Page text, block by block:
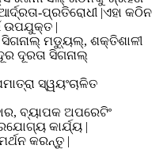
ପ୍ରତିରୋଧୀ |ଏହା କଠିନ
ଉପଯୁକ୍ତ |
ମଡ୍ୟୁଲ୍, ଶକ୍ତିଶାଳୀ
ଦୂରତା ସିଗନାଲ୍
ସ୍ୱୟଂଚାଳିତ
ବ୍ୟାପକ ଅପରେଟିଂ
କାର୍ଯ୍ୟ |
କରନ୍ତୁ |